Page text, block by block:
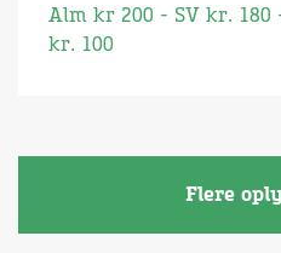
Alm kr 200 - SV kr. 180
kr. 100
Flere